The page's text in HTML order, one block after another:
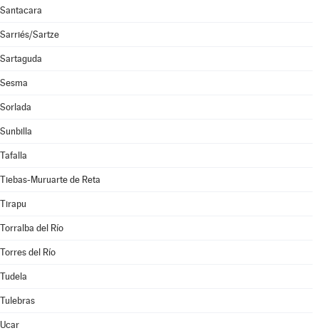
Santacara
Sarriés/Sartze
Sartaguda
Sesma
Sorlada
Sunbilla
Tafalla
Tiebas-Muruarte de Reta
Tirapu
Torralba del Río
Torres del Río
Tudela
Tulebras
Ucar